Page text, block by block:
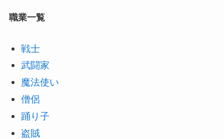
職業一覧
戦士
武闘家
魔法使い
僧侶
踊り子
盗賊